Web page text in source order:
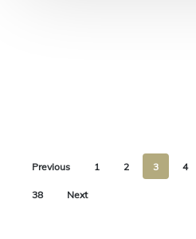
Previous 1 2 3 4
38 Next